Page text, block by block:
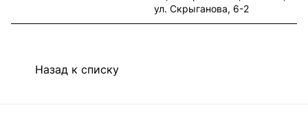
ул. Скрыганова, 6-2
Назад к списку